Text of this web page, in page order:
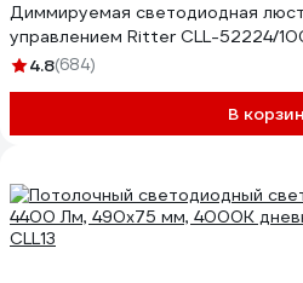
Диммируемая светодиодная
управлением Ritter CLL-52224/
4.8(684)
В